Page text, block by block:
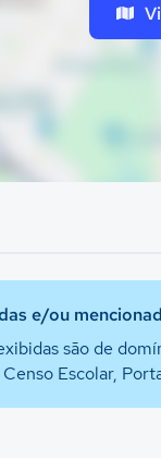
e/ou
são de
Escolar,